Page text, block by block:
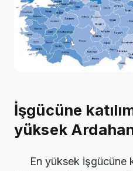
İşgücüne
yüksek
En yüksek işgücüne